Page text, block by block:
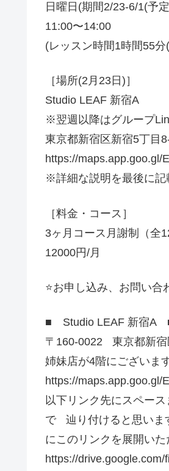
日曜日(期間2/23-6/1(予
11:00〜14:00
(レッスン時間1時間55
［場所(2月23日)］
Studio LEAF 新宿A
※翌週以降はグループ
東京都新宿区新宿5丁
https://maps.app.goo.gl/
※詳細な説明を最後に記
［料金・コース］
3ヶ月コース月謝制（全
12000円/月
⭐️お申し込み、お問い
■ Studio LEAF 新宿A
〒160-0022 東京都新
姉妹店が4階にございま
https://maps.app.goo.gl/
以下リンク先にスペー
で 辿り付けると思いま
にこのリンクを展開いた
https://